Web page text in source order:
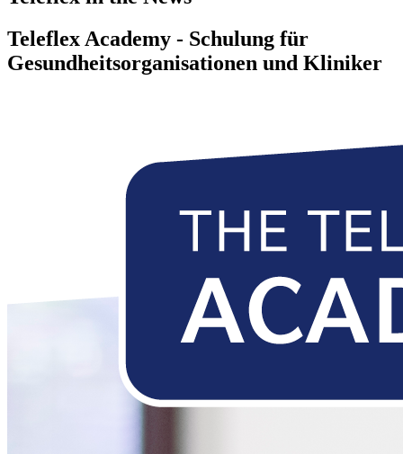
Teleflex Academy - Schulung für
Gesundheitsorganisationen und Kliniker